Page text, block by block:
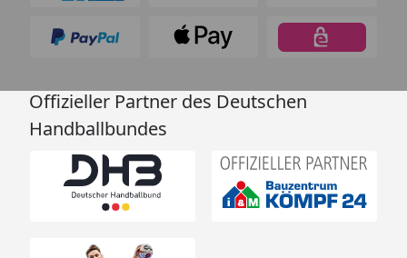
Offizieller Partner des Deutschen
Handballbundes